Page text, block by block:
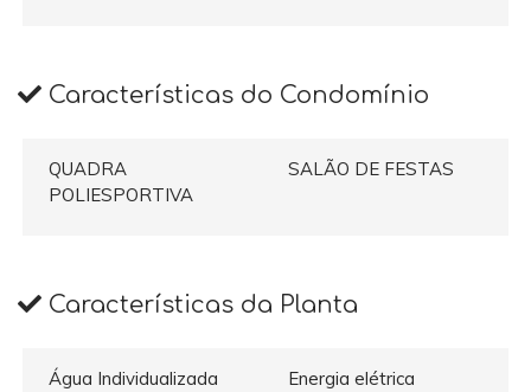
Características do Condomínio
QUADRA
POLIESPORTIVA
SALÃO DE FESTAS
Características da Planta
Água Individualizada
Energia elétrica